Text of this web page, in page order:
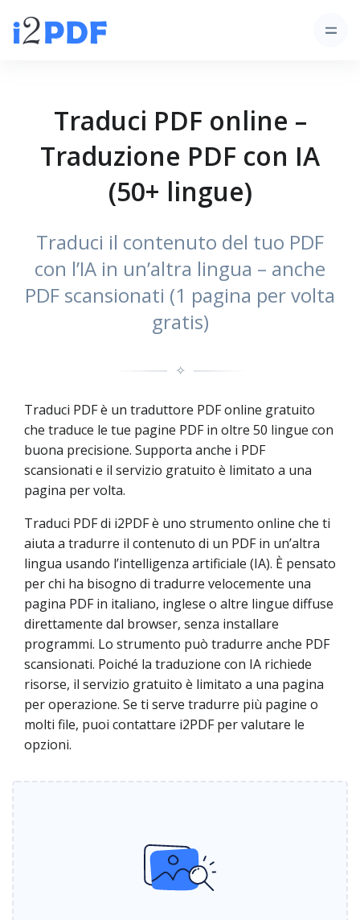
Traduci PDF online –
Traduzione PDF con IA
(50+ lingue)
Traduci il contenuto del tuo PDF
con l’IA in un’altra lingua – anche
PDF scansionati (1 pagina per volta
gratis)
✧
Traduci PDF è un traduttore PDF online gratuito
che traduce le tue pagine PDF in oltre 50 lingue con
buona precisione. Supporta anche i PDF
scansionati e il servizio gratuito è limitato a una
pagina per volta.
Traduci PDF di i2PDF è uno strumento online che ti
aiuta a tradurre il contenuto di un PDF in un’altra
lingua usando l’intelligenza artificiale (IA). È pensato
per chi ha bisogno di tradurre velocemente una
pagina PDF in italiano, inglese o altre lingue diffuse
direttamente dal browser, senza installare
programmi. Lo strumento può tradurre anche PDF
scansionati. Poiché la traduzione con IA richiede
risorse, il servizio gratuito è limitato a una pagina
per operazione. Se ti serve tradurre più pagine o
molti file, puoi contattare i2PDF per valutare le
opzioni.